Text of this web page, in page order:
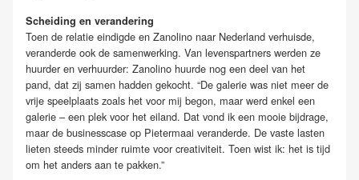
Scheiding en verandering
Toen de relatie eindigde en Zanolino naar Nederland verhuisde,
veranderde ook de samenwerking. Van levenspartners werden ze
huurder en verhuurder: Zanolino huurde nog een deel van het
pand, dat zij samen hadden gekocht. “De galerie was niet meer de
vrije speelplaats zoals het voor mij begon, maar werd enkel een
galerie – een plek voor het eiland. Dat vond ik een mooie bijdrage,
maar de businesscase op Pietermaai veranderde. De vaste lasten
lieten steeds minder ruimte voor creativiteit. Toen wist ik: het is tijd
om het anders aan te pakken.”